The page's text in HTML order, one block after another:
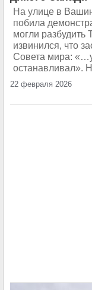
На улице в
побила
могли
извинился, что
Совета мира:
останавливал».
22 февраля 2026